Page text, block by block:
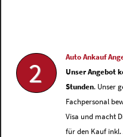
2
Auto Ankauf
Unser Angebot
Stunden. Unser
Fachpersonal
Visa und macht
für den Kauf